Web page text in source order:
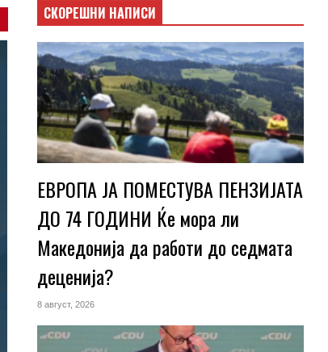
СКОРЕШНИ НАПИСИ
ЕВРОПА ЈА ПОМЕСТУВА ПЕНЗИЈАТА
ДО 74 ГОДИНИ Ќе мора ли
Македонија да работи до седмата
деценија?
8 август, 2026